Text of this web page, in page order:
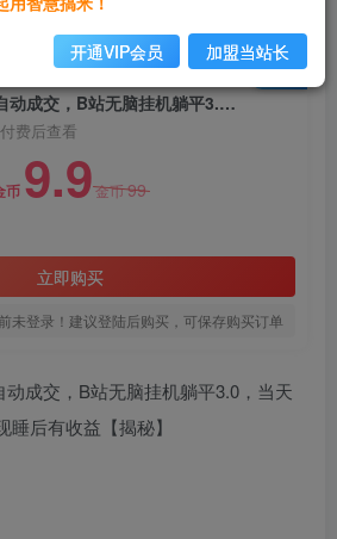
2109 65
日入2000+，实现全自动成交，B站无脑挂机躺平3.0，当天操作当天见收益，实现睡后有收益
费后查看
币 9.9金币99
立即购买
未登录！建议登陆后购买，可保存购买订单
动成交，B站无脑挂机躺平3.0，当天
后有收益【揭秘】
开通VIP会员 加盟当站长